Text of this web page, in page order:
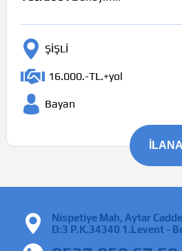
ŞİŞLİ
16.000.-TL.+yol
Bayan
Nispetiye Mah, Aytar
D:3 P.K.34340 1.Levent -